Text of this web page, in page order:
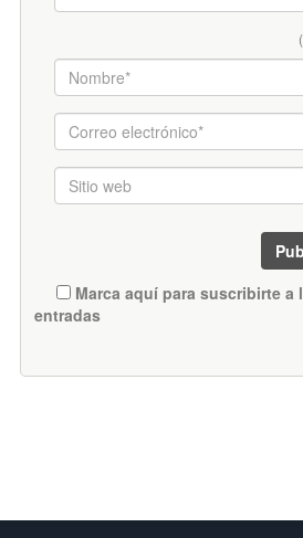
Marca aquí para suscribirte
entradas